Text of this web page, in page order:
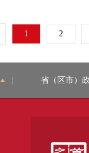
1 2
省（区市）